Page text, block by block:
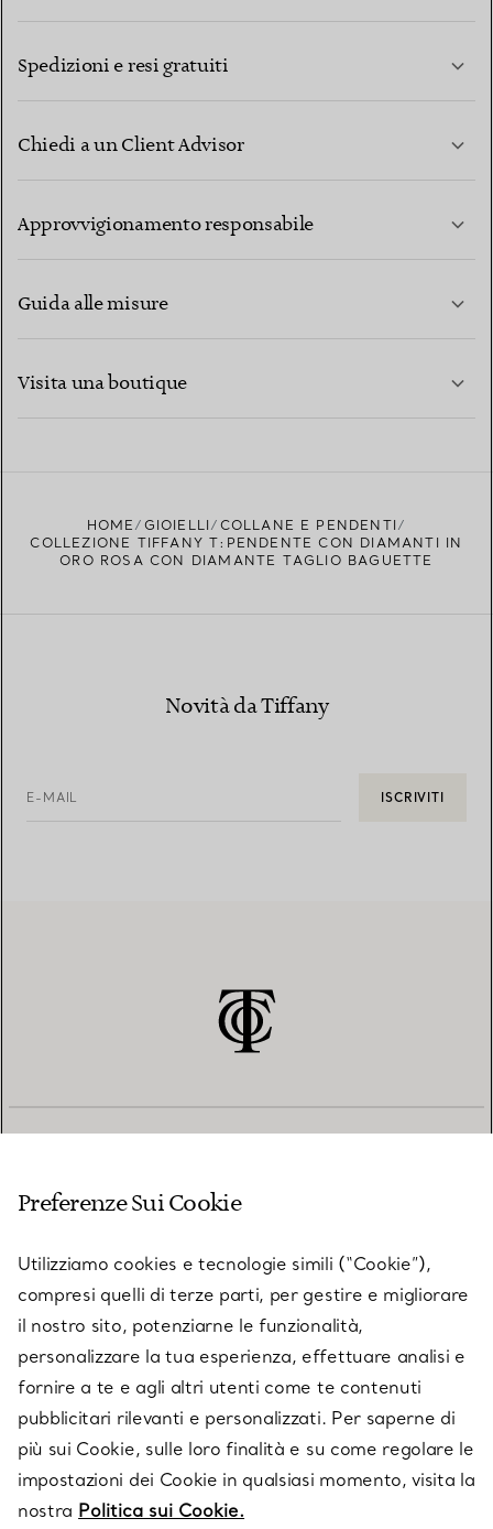
Spedizioni e resi gratuiti
Chiedi a un Client Advisor
Approvvigionamento responsabile
Guida alle misure
Visita una boutique
HOME GIOIELLI
COLLANE E PENDENTI
COLLEZIONE TIFFANY T:PENDENTE CON DIAMANTI IN
ORO ROSA CON DIAMANTE TAGLIO BAGUETTE
Novità da Tiffany
E-MAIL ISCRIVITI
SU TIFFANY & CO.
LEGALE
SEGUICI
Preferenze Sui Cookie
Utilizziamo cookies e tecnologie simili (“Cookie”),
compresi quelli di terze parti, per gestire e migliorare
il nostro sito, potenziarne le funzionalità,
personalizzare la tua esperienza, effettuare analisi e
fornire a te e agli altri utenti come te contenuti
pubblicitari rilevanti e personalizzati. Per saperne di
più sui Cookie, sulle loro finalità e su come regolare le
impostazioni dei Cookie in qualsiasi momento, visita la
nostra Politica sui Cookie.